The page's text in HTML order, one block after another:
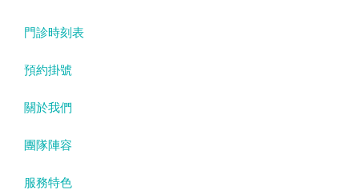
門診時刻表
預約掛號
關於我們
團隊陣容
服務特色